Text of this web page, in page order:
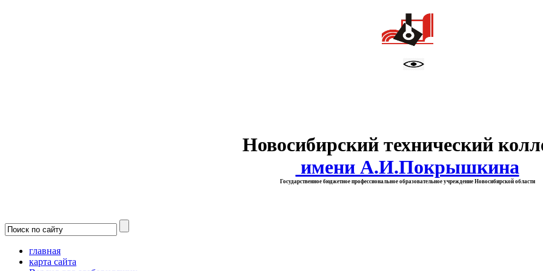
Новосибирский технический
имени А.И.Покрышкина
Государственное бюджетное профессиональное образовательное учреждение Новосибирской области
главная
карта сайта